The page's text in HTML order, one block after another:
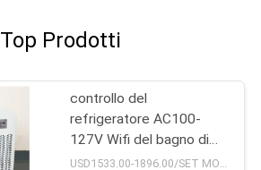
Top Prodotti
controllo del
refrigeratore AC100-
127V Wifi del bagno di
ghiaccio 1520W
USD1533.00-1896.00/SET MOQ:1set